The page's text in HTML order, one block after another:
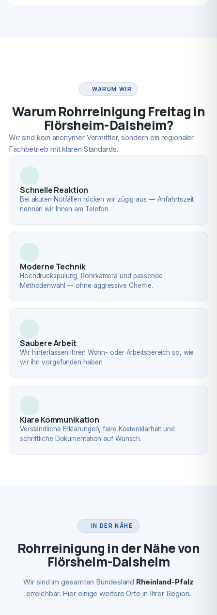
WARUM WIR
Warum Rohrreinigung Freitag in
Flörsheim-Dalsheim?
Wir sind kein anonymer Vermittler, sondern ein regionaler
Fachbetrieb mit klaren Standards.
Schnelle Reaktion
Bei akuten Notfällen rücken wir zügig aus — Anfahrtszeit
nennen wir Ihnen am Telefon.
Moderne Technik
Hochdruckspülung, Rohrkamera und passende
Methodenwahl — ohne aggressive Chemie.
Saubere Arbeit
Wir hinterlassen Ihren Wohn- oder Arbeitsbereich so, wie
wir ihn vorgefunden haben.
Klare Kommunikation
Verständliche Erklärungen, faire Kostenklarheit und
schriftliche Dokumentation auf Wunsch.
IN DER NÄHE
Rohrreinigung in der Nähe von
Flörsheim-Dalsheim
Wir sind im gesamten Bundesland Rheinland-Pfalz
erreichbar. Hier einige weitere Orte in Ihrer Region.